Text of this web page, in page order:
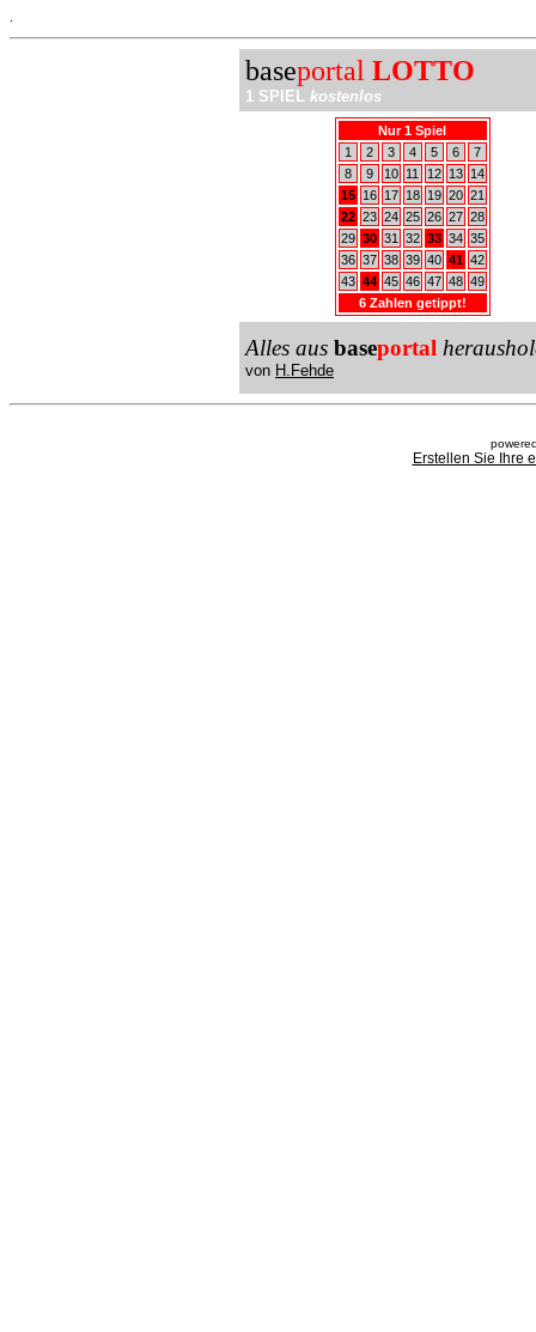
baseportal LOTTO
1 SPIEL kostenlos
Nur 1 Spiel
1
2 3 4 5 6
7
8
9 10 11 12 13
14
15
16 17 18 19 20 21
22 23 24 25 26 27 28
29 30 31 32 33 34 35
36 37 38 39 40 41 42
43 44 45 46 47 48 49
6 Zahlen getippt!
Alles aus baseportal
von H.Fehde
Erstellen Sie Ihre